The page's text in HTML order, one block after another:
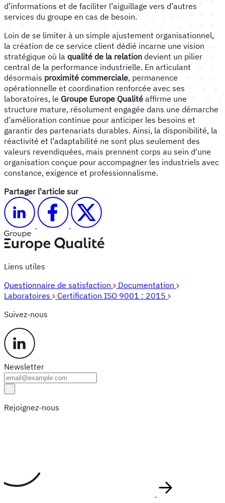
d’informations et de faciliter l’aiguillage vers d’autres
services du groupe en cas de besoin.
Loin de se limiter à un simple ajustement organisationnel,
la création de ce service client dédié incarne une vision
stratégique où la qualité de la relation devient un pilier
central de la performance industrielle. En articulant
désormais proximité commerciale, permanence
opérationnelle et coordination renforcée avec ses
laboratoires, le Groupe Europe Qualité affirme une
structure mature, résolument engagée dans une démarche
d’amélioration continue pour anticiper les besoins et
garantir des partenariats durables. Ainsi, la disponibilité, la
réactivité et l’adaptabilité ne sont plus seulement des
valeurs revendiquées, mais prennent corps au sein d'une
organisation conçue pour accompagner les industriels avec
constance, exigence et professionnalisme.
Partager l'article sur
Liens utiles
Questionnaire de satisfaction
Documentation
Laboratoires
Certification ISO 9001 : 2015
Suivez-nous
Newsletter
Rejoignez-nous